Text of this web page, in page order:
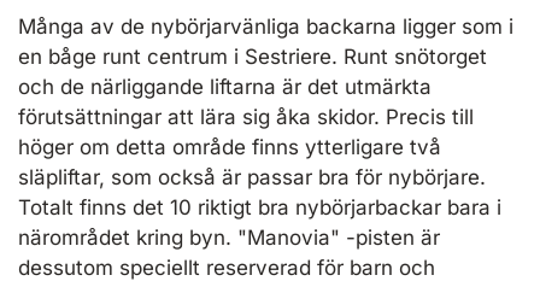
Många av de nybörjarvänliga backarna ligger som i
en båge runt centrum i Sestriere. Runt snötorget
och de närliggande liftarna är det utmärkta
förutsättningar att lära sig åka skidor. Precis till
höger om detta område finns ytterligare två
släpliftar, som också är passar bra för nybörjare.
Totalt finns det 10 riktigt bra nybörjarbackar bara i
närområdet kring byn. "Manovia" -pisten är
dessutom speciellt reserverad för barn och